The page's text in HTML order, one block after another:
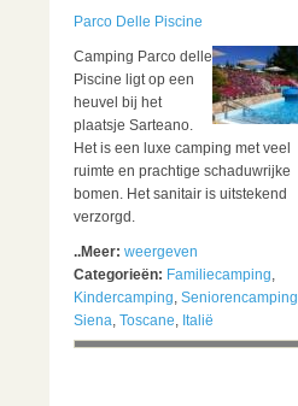
Parco Delle Piscine
Camping Parco delle
Piscine ligt op een
heuvel bij het
plaatsje Sarteano.
Het is een luxe camping met veel
ruimte en prachtige schaduwrijke
bomen. Het sanitair is uitstekend
verzorgd.
..Meer: weergeven
Categorieën: Familiecamping,
Kindercamping, Seniorencamping
Siena, Toscane, Italië